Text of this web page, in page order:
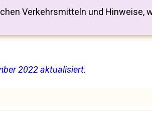
Verkehrsmitteln und Hinweise,
2022 aktualisiert.